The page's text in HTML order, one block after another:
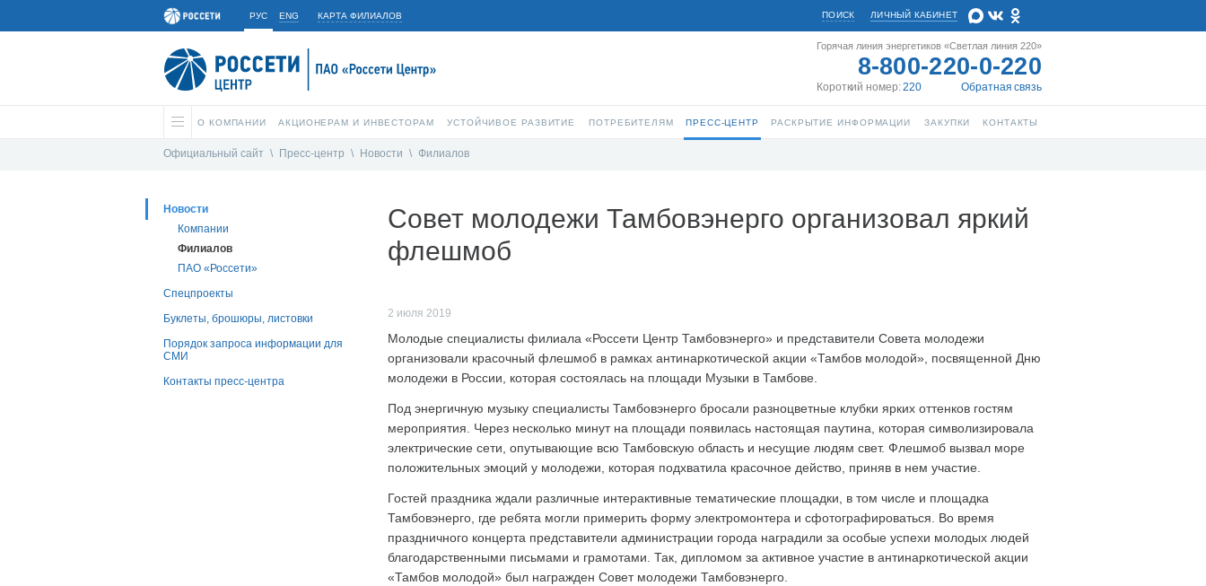
РУС ENG КАРТА ФИЛИАЛОВ ЛИЧНЫЙ КАБИНЕТ
ПОИСК
Горячая линия энергетиков «Светлая линия 220»
8-800-220-0-220
Короткий номер:220 Обратная связь
О КОМПАНИИ АКЦИОНЕРАМ И ИНВЕСТОРАМ УСТОЙЧИВОЕ РАЗВИТИЕ ПОТРЕБИТЕЛЯМ ПРЕСС-ЦЕНТР РАСКРЫТИЕ ИНФОРМАЦИИ ЗАКУПКИ КОНТАКТЫ
Официальный сайт \ Пресс-центр \ Новости \ Филиалов
Новости
Компании
Филиалов
ПАО «Россети»
Спецпроекты
Буклеты, брошюры, листовки
Порядок запроса информации для
СМИ
Контакты пресс-центра
Совет молодежи Тамбовэнерго организовал яркий
флешмоб
2 июля 2019
Молодые специалисты филиала «Россети Центр Тамбовэнерго» и представители Совета молодежи
организовали красочный флешмоб в рамках антинаркотической акции «Тамбов молодой», посвященной Дню
молодежи в России, которая состоялась на площади Музыки в Тамбове.
Под энергичную музыку специалисты Тамбовэнерго бросали разноцветные клубки ярких оттенков гостям
мероприятия. Через несколько минут на площади появилась настоящая паутина, которая символизировала
электрические сети, опутывающие всю Тамбовскую область и несущие людям свет. Флешмоб вызвал море
положительных эмоций у молодежи, которая подхватила красочное действо, приняв в нем участие.
Гостей праздника ждали различные интерактивные тематические площадки, в том числе и площадка
Тамбовэнерго, где ребята могли примерить форму электромонтера и сфотографироваться. Во время
праздничного концерта представители администрации города наградили за особые успехи молодых людей
благодарственными письмами и грамотами. Так, дипломом за активное участие в антинаркотической акции
«Тамбов молодой» был награжден Совет молодежи Тамбовэнерго.